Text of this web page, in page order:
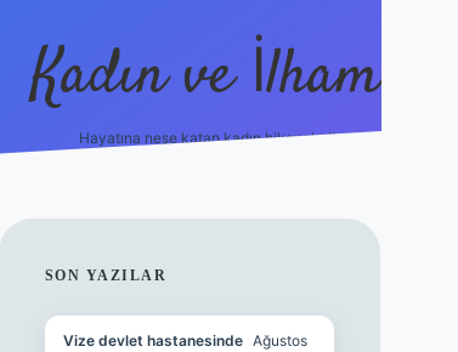
Kadın ve İlham
Hayatına neşe katan kadın hikayeleri!
SIDEBAR
SON YAZILAR
Vize devlet hastanesinde Ağustos
ilbet https://